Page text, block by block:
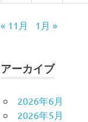
« 11月 1月 »
アーカイブ
2026年6月
2026年5月